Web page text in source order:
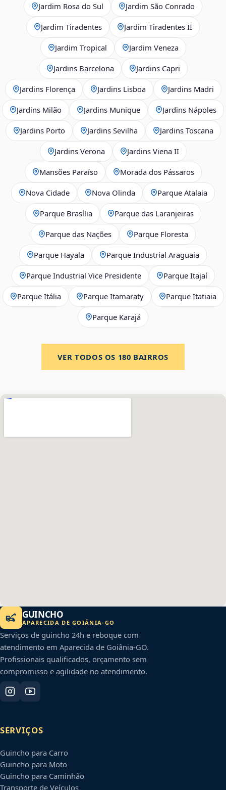
Jardim Rosa do Sul Jardim São Conrado
Jardim Tiradentes Jardim Tiradentes II
Jardim Tropical Jardim Veneza
Jardins Barcelona Jardins Capri
Jardins Florença Jardins Lisboa Jardins Madri
Jardins Milão Jardins Munique Jardins Nápoles
Jardins Porto Jardins Sevilha Jardins Toscana
Jardins Verona Jardins Viena II
Mansões Paraíso Morada dos Pássaros
Nova Cidade Nova Olinda Parque Atalaia
Parque Brasília Parque das Laranjeiras
Parque das Nações Parque Floresta
Parque Hayala Parque Industrial Araguaia
Parque Industrial Vice Presidente Parque Itajaí
Parque Itália Parque Itamaraty Parque Itatiaia
Parque Karajá
VER TODOS OS 180 BAIRROS
GUINCHO
APARECIDA DE GOIÂNIA-GO
Serviços de guincho 24h e reboque com
atendimento em Aparecida de Goiânia-GO.
Profissionais qualificados, orçamento sem
compromisso e agilidade no atendimento.
SERVIÇOS
Guincho para Carro
Guincho para Moto
Guincho para Caminhão
Transporte de Veículos